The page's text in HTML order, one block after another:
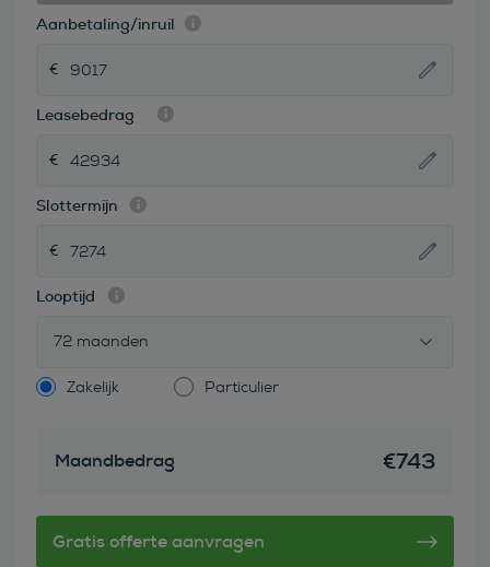
Aanbetaling/inruil
Leasebedrag
Slottermijn
Looptijd
72 maanden
Zakelijk Particulier
Maandbedrag €743